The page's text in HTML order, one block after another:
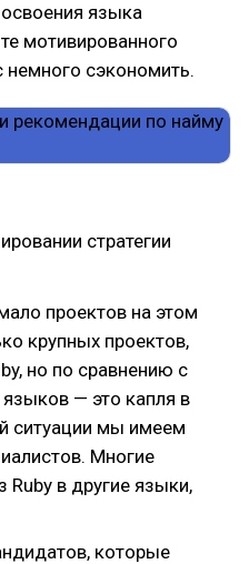
языка
мотивированного
немного сэкономить.
стратегии
проектов на этом
крупных проектов,
но по сравнению с
— это капля в
ситуации мы имеем
Многие
Ruby в другие языки,
которые